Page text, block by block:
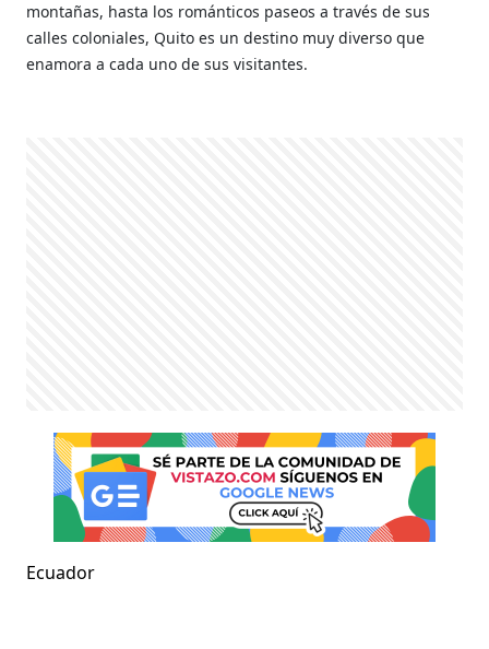
montañas, hasta los románticos paseos a través de sus
calles coloniales, Quito es un destino muy diverso que
enamora a cada uno de sus visitantes.
Ecuador